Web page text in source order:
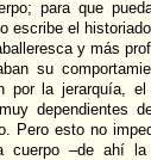
para que
escribe el
y más
su
por la jerarquía,
dependientes
Pero esto no
cuerpo –de ahí